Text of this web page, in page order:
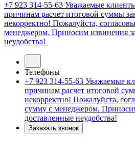
+7 923 314-55-63 Уважаемые
причинам расчет итоговой суммы
некорректно! Пожалуйста,
менеджером. Приносим извинения
неудобства!
Телефоны
+7 923 314-55-63 Уважаемые
причинам расчет итоговой
некорректно! Пожалуйста,
сумму с менеджером.
доставленные неудобства!
Заказать звонок